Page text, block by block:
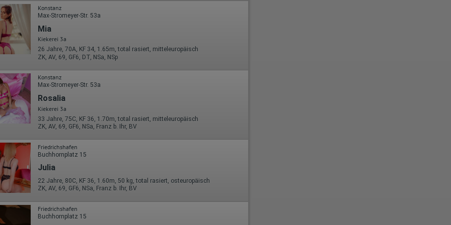
oder hat er sie komplett verlassen?
Wie lange blieb der Besucher?
der Verarbeitung:
Union & USA
das Benutzerverhalten zu sammeln. Hotjar kann auch im Rahmen
Umfragen und Feedbackfunktionen, die auf unserer Website
sind, von Ihnen bereitgestellte Informationen verarbeiten.
Limited, Malta
Daten:
Datum und Uhrzeit des Besuchs
Gerätetyp
Geografischer Standort
IP-Adresse
Mausbewegungen
Besuchte Seiten
Referrer URL
Eindeutige Gerätekennung
Sprachinformationen
Konstanz
Max-Stromeyer-Str. 53a
Mia
Kiekerei 3a
26 Jahre, 70A, KF 34, 1.65m, total rasiert, mitteleuropäisch
ZK, AV, 69, GF6, DT, NSa, NSp
Konstanz
Max-Stromeyer-Str. 53a
Rosalia
Kiekerei 3a
33 Jahre, 75C, KF 36, 1.70m, total rasiert, mitteleuropäisch
ZK, AV, 69, GF6, NSa, Franz b. Ihr, BV
Friedrichshafen
Buchhornplatz 15
Julia
22 Jahre, 80C, KF 36, 1.60m, 50 kg, total rasiert, osteuropäisch
ZK, AV, 69, GF6, NSa, Franz b. Ihr, BV
Friedrichshafen
Buchhornplatz 15